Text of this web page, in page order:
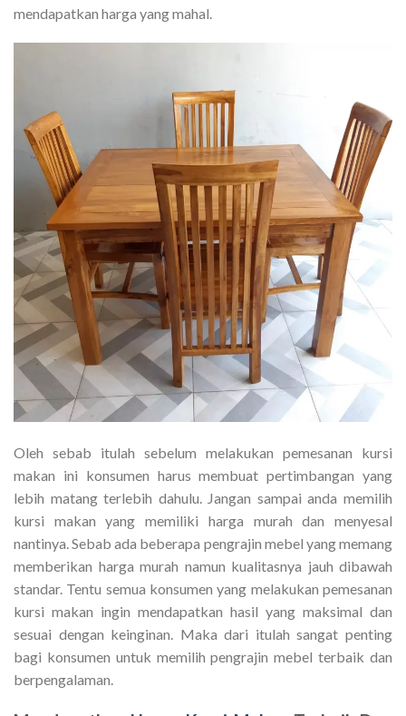
mendapatkan harga yang mahal.
Oleh sebab itulah sebelum melakukan pemesanan kursi
makan ini konsumen harus membuat pertimbangan yang
lebih matang terlebih dahulu. Jangan sampai anda memilih
kursi makan yang memiliki harga murah dan menyesal
nantinya. Sebab ada beberapa pengrajin mebel yang memang
memberikan harga murah namun kualitasnya jauh dibawah
standar. Tentu semua konsumen yang melakukan pemesanan
kursi makan ingin mendapatkan hasil yang maksimal dan
sesuai dengan keinginan. Maka dari itulah sangat penting
bagi konsumen untuk memilih pengrajin mebel terbaik dan
berpengalaman.